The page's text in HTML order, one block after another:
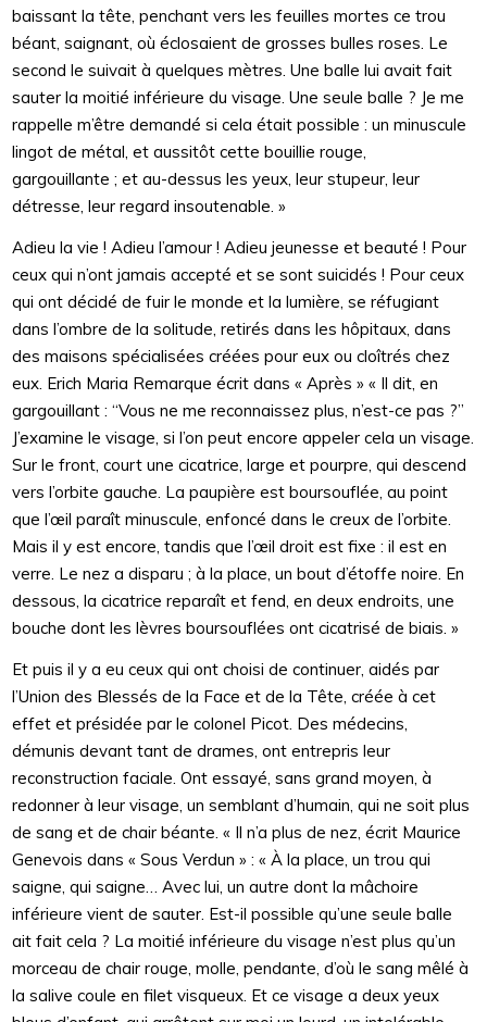
baissant la tête, penchant vers les feuilles mortes ce trou
béant, saignant, où éclosaient de grosses bulles roses. Le
second le suivait à quelques mètres. Une balle lui avait fait
sauter la moitié inférieure du visage. Une seule balle ? Je me
rappelle m’être demandé si cela était possible : un minuscule
lingot de métal, et aussitôt cette bouillie rouge,
gargouillante ; et au-dessus les yeux, leur stupeur, leur
détresse, leur regard insoutenable. »
Adieu la vie ! Adieu l’amour ! Adieu jeunesse et beauté ! Pour
ceux qui n’ont jamais accepté et se sont suicidés ! Pour ceux
qui ont décidé de fuir le monde et la lumière, se réfugiant
dans l’ombre de la solitude, retirés dans les hôpitaux, dans
des maisons spécialisées créées pour eux ou cloîtrés chez
eux. Erich Maria Remarque écrit dans « Après » « Il dit, en
gargouillant : “Vous ne me reconnaissez plus, n’est-ce pas ?”
J’examine le visage, si l’on peut encore appeler cela un visage.
Sur le front, court une cicatrice, large et pourpre, qui descend
vers l’orbite gauche. La paupière est boursouflée, au point
que l’œil paraît minuscule, enfoncé dans le creux de l’orbite.
Mais il y est encore, tandis que l’œil droit est fixe : il est en
verre. Le nez a disparu ; à la place, un bout d’étoffe noire. En
dessous, la cicatrice reparaît et fend, en deux endroits, une
bouche dont les lèvres boursouflées ont cicatrisé de biais. »
Et puis il y a eu ceux qui ont choisi de continuer, aidés par
l’Union des Blessés de la Face et de la Tête, créée à cet
effet et présidée par le colonel Picot. Des médecins,
démunis devant tant de drames, ont entrepris leur
reconstruction faciale. Ont essayé, sans grand moyen, à
redonner à leur visage, un semblant d’humain, qui ne soit plus
de sang et de chair béante. « Il n’a plus de nez, écrit Maurice
Genevois dans « Sous Verdun » : « À la place, un trou qui
saigne, qui saigne… Avec lui, un autre dont la mâchoire
inférieure vient de sauter. Est-il possible qu’une seule balle
ait fait cela ? La moitié inférieure du visage n’est plus qu’un
morceau de chair rouge, molle, pendante, d’où le sang mêlé à
la salive coule en filet visqueux. Et ce visage a deux yeux